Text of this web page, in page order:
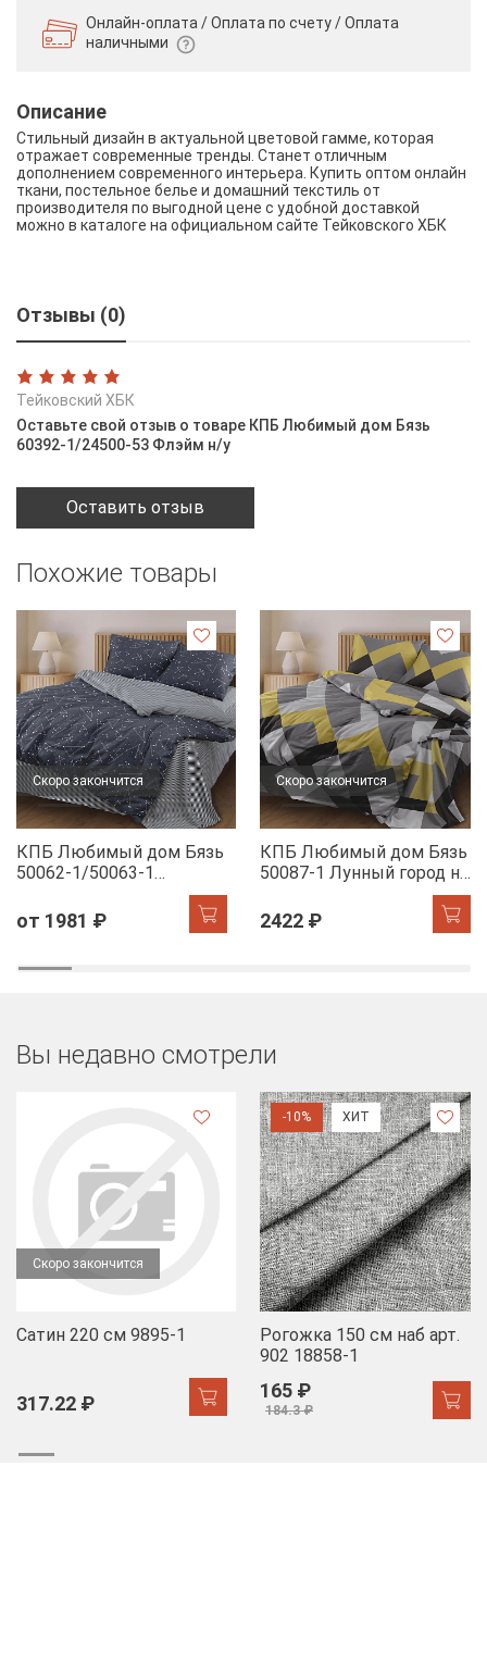
Онлайн-оплата / Оплата по счету /Оплата
наличными
Описание
Стильный дизайн в актуальной цветовой гамме, которая
отражает современные тренды. Станет отличным
дополнением современного интерьера. Купить оптом онлайн
ткани, постельное белье и домашний текстиль от
производителя по выгодной цене с удобной доставкой
можно в каталоге на официальном сайте Тейковского ХБК
Отзывы (0)
Тейковский ХБК
Оставьте свой отзыв о товаре КПБ Любимый дом Бязь
60392-1/24500-53 Флэйм н/у
Оставить отзыв
Похожие товары
Скоро закончится
КПБ Любимый дом Бязь
50062-1/50063-1
от 1981 ₽
Скоро закончится
КПБ Любимый дом Бязь
50087-1 Лунный город н/
2422 ₽
Вы недавно смотрели
Скоро закончится
Сатин 220 см 9895-1
317.22 ₽
-10% ХИТ
Рогожка 150 см наб арт.
902 18858-1
165 ₽
184.3 ₽